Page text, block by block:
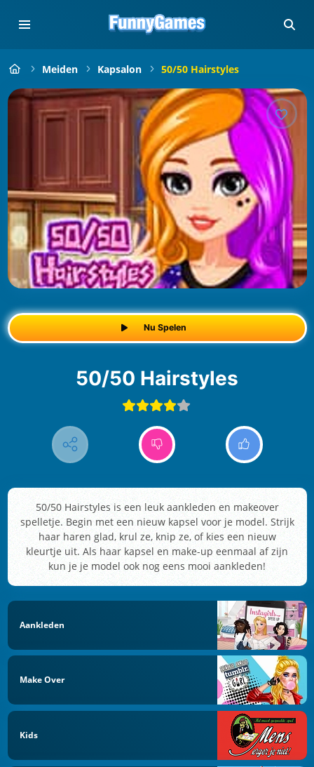
Meiden Kapsalon 50/50 Hairstyles
Nu Spelen
50/50 Hairstyles
50/50 Hairstyles is een leuk aankleden en makeover
spelletje. Begin met een nieuw kapsel voor je model. Strijk
haar haren glad, krul ze, knip ze, of kies een nieuw
kleurtje uit. Als haar kapsel en make-up eenmaal af zijn
kun je je model ook nog eens mooi aankleden!
Aankleden
Make Over
Kids